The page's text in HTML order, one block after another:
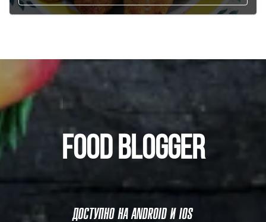
FOOD BLOGGER
ДОСТУПНО НА ANDROID И IOS